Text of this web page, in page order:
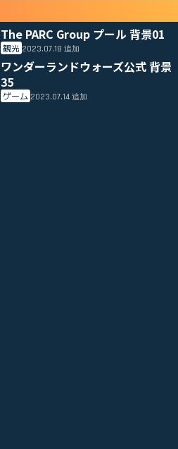
The PARC Group プール 背景01
観光 2023.07.18追加
ワンダーランドウォーズ公式 背景
35
ゲーム 2023.07.14追加